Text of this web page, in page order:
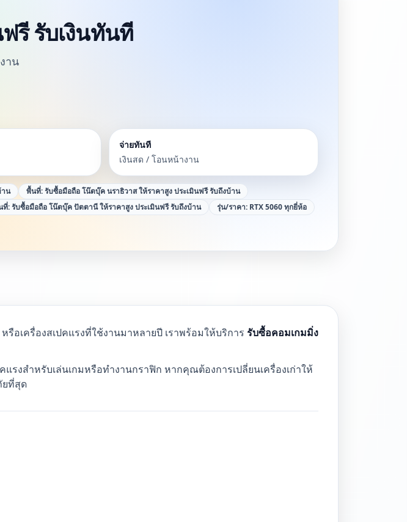
รี รับเงินทันที
าน
จ่ายทันที
เงินสด / โอนหน้างาน
าน พื้นที่:รับซื้อมือถือ โน๊ตบุ๊ค นราธิวาส ให้ราคาสูง ประเมินฟรี รับถึงบ้าน
ที่:รับซื้อมือถือ โน๊ตบุ๊ค ปัตตานี ให้ราคาสูง ประเมินฟรี รับถึงบ้าน รุ่น/ราคา: RTX 5060 ทุกยี่ห้อ
อเครื่องสเปคแรงที่ใช้งานมาหลายปี เราพร้อมให้บริการ รับซื้อคอมเกมมิ่ง
รงสำหรับเล่นเกมหรือทำงานกราฟิก หากคุณต้องการเปลี่ยนเครื่องเก่าให้
ยที่สุด